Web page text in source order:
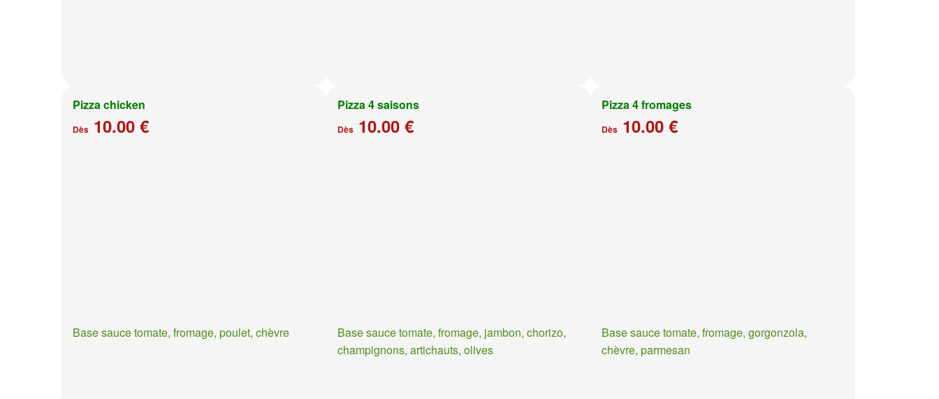
Pizza chicken
Dès 10.00 €
Base sauce tomate, fromage, poulet, chèvre
Pizza 4 saisons
Dès10.00 €
Base sauce tomate, fromage, jambon, chorizo,
champignons, artichauts, olives
Pizza 4 fromages
Dès 10.00 €
Base sauce tomate, fromage, gorgonzola,
chèvre, parmesan